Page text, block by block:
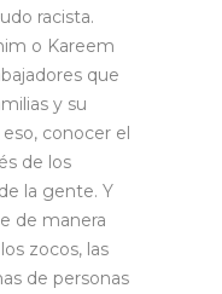
racista.
o Kareem
que
y su
conocer el
de los
la gente. Y
de manera
zocos, las
de personas